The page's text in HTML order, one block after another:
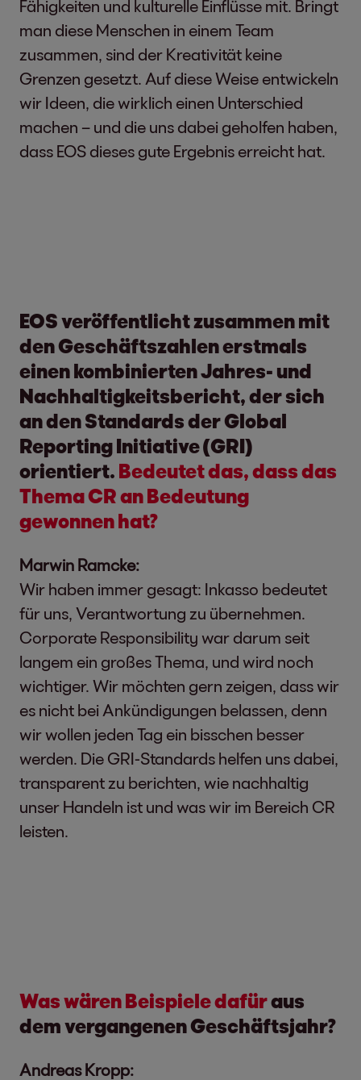
Fähigkeiten und kulturelle Einflüsse mit. Bringt
man diese Menschen in einem Team
zusammen, sind der Kreativität keine
Grenzen gesetzt. Auf diese Weise entwickeln
wir Ideen, die wirklich einen Unterschied
machen – und die uns dabei geholfen haben,
dass EOS dieses gute Ergebnis erreicht hat.
EOS veröffentlicht zusammen mit
den Geschäftszahlen erstmals
einen kombinierten Jahres- und
Nachhaltigkeitsbericht, der sich
an den Standards der Global
Reporting Initiative (GRI)
orientiert. Bedeutet das, dass das
Thema CR an Bedeutung
gewonnen hat?
Marwin Ramcke:
Wir haben immer gesagt: Inkasso bedeutet
für uns, Verantwortung zu übernehmen.
Corporate Responsibility war darum seit
langem ein großes Thema, und wird noch
wichtiger. Wir möchten gern zeigen, dass wir
es nicht bei Ankündigungen belassen, denn
wir wollen jeden Tag ein bisschen besser
werden. Die GRI-Standards helfen uns dabei,
transparent zu berichten, wie nachhaltig
unser Handeln ist und was wir im Bereich CR
leisten.
Was wären Beispiele dafüraus
dem vergangenen Geschäftsjahr?
Andreas Kropp: